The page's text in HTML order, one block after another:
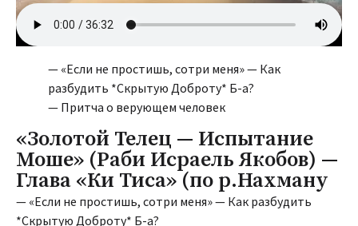
— «Если не простишь, сотри меня» — Как
разбудить *Скрытую Доброту* Б-а?
— Притча о верующем человек
«Золотой Телец — Испытание
Моше» (Раби Исраель Якобов) —
Глава «Ки Тиса» (по р.Нахману
— «Если не простишь, сотри меня» — Как разбудить
*Скрытую Доброту* Б-а?